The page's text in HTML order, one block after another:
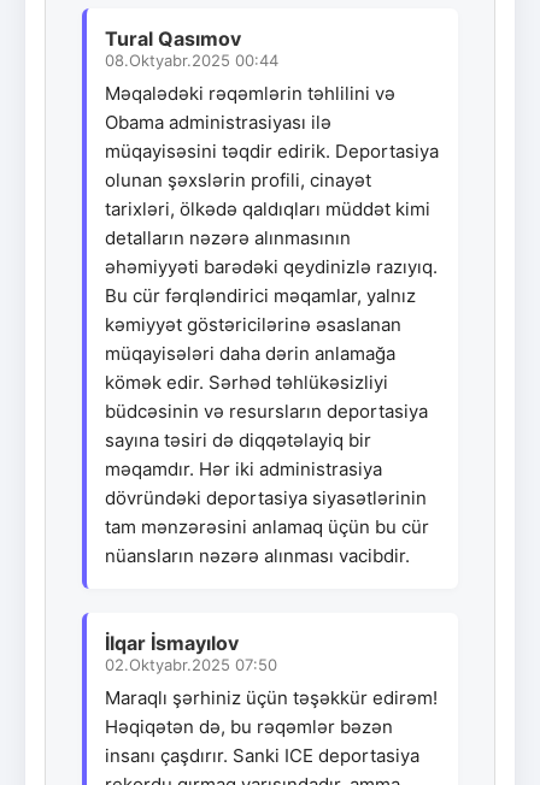
Tural Qasımov
08.Oktyabr.2025 00:44
Məqalədəki rəqəmlərin təhlilini və
Obama administrasiyası ilə
müqayisəsini təqdir edirik. Deportasiya
olunan şəxslərin profili, cinayət
tarixləri, ölkədə qaldıqları müddət kimi
detalların nəzərə alınmasının
əhəmiyyəti barədəki qeydinizlə razıyıq.
Bu cür fərqləndirici məqamlar, yalnız
kəmiyyət göstəricilərinə əsaslanan
müqayisələri daha dərin anlamağa
kömək edir. Sərhəd təhlükəsizliyi
büdcəsinin və resursların deportasiya
sayına təsiri də diqqətəlayiq bir
məqamdır. Hər iki administrasiya
dövründəki deportasiya siyasətlərinin
tam mənzərəsini anlamaq üçün bu cür
nüansların nəzərə alınması vacibdir.
İlqar İsmayılov
02.Oktyabr.2025 07:50
Maraqlı şərhiniz üçün təşəkkür edirəm!
Həqiqətən də, bu rəqəmlər bəzən
insanı çaşdırır. Sanki ICE deportasiya